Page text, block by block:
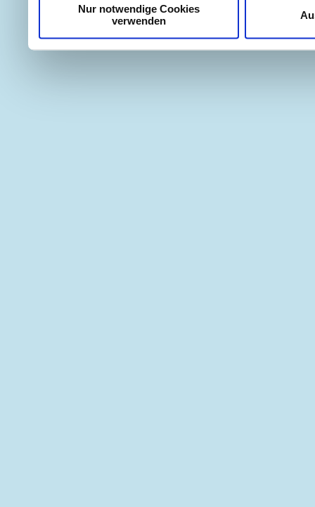
Nur notwendige Cookies
verwenden